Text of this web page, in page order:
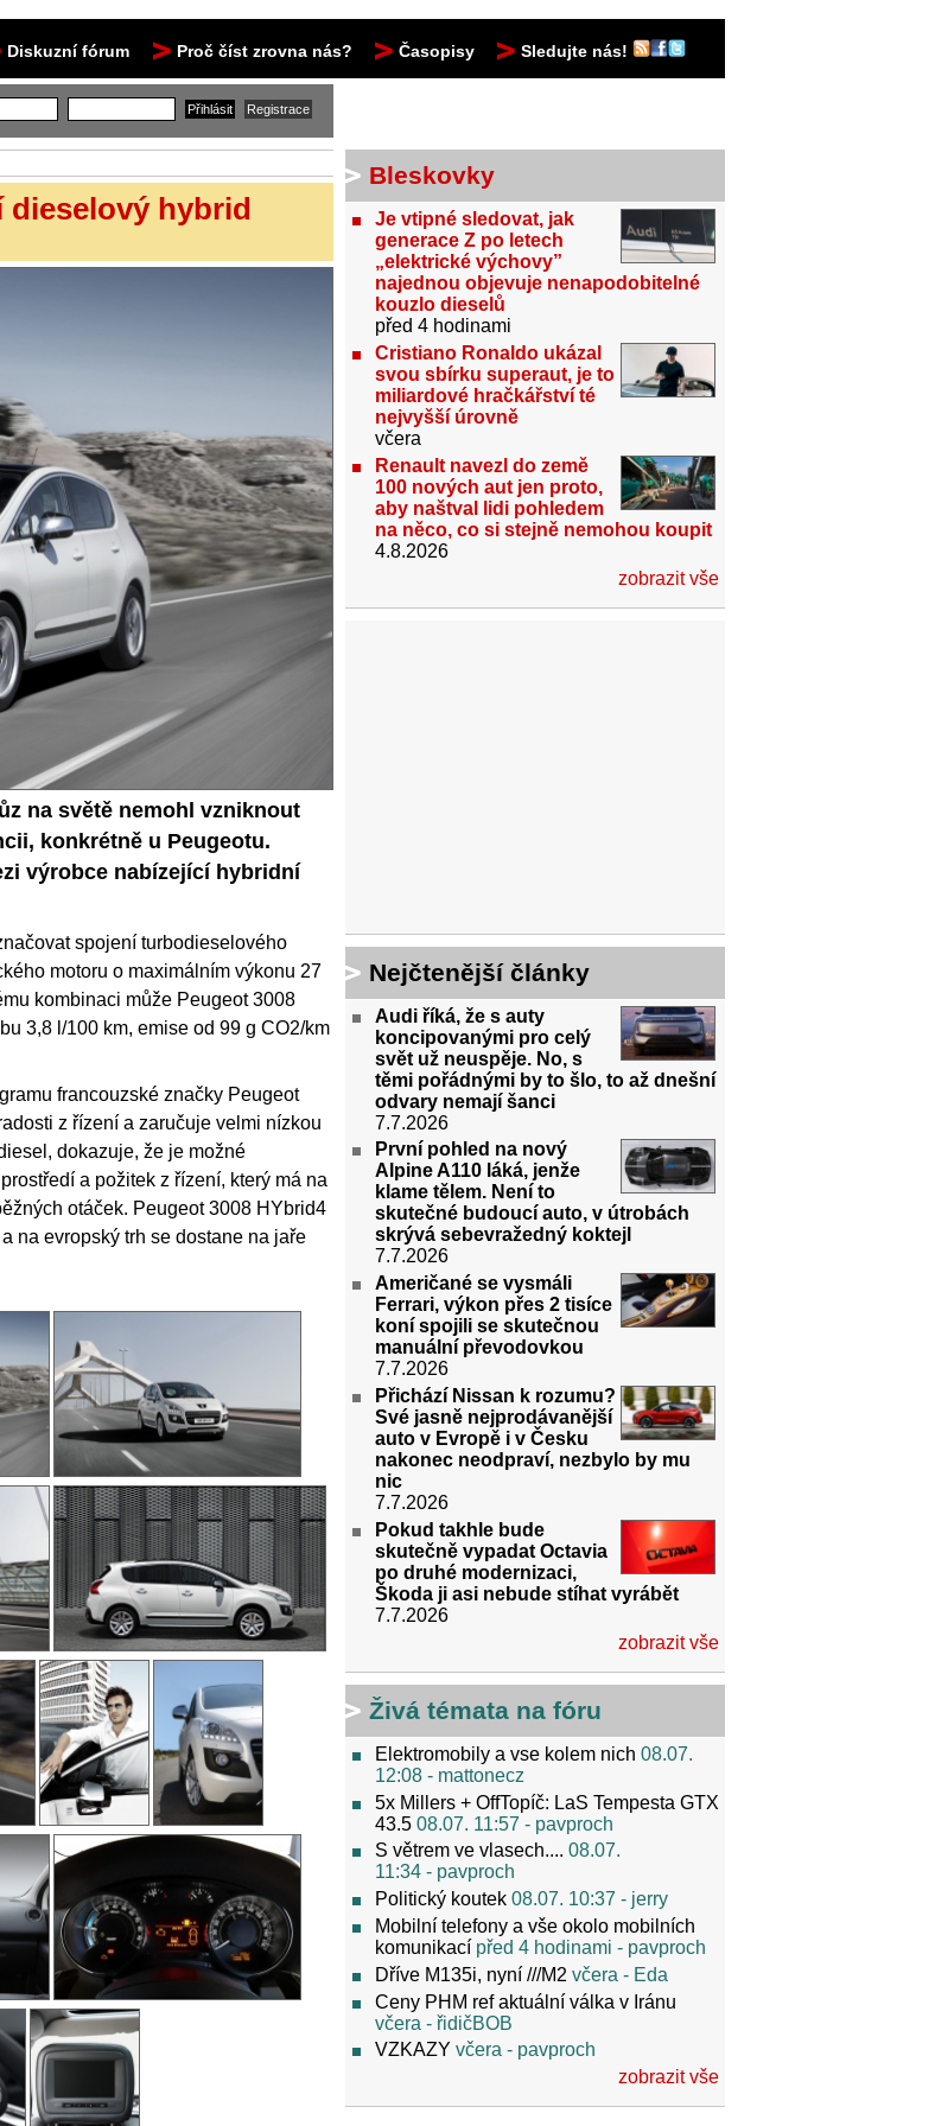
Diskuzní fórum Proč číst zrovna nás? Časopisy Sledujte nás!
dieselový hybrid
na světě nemohl vzniknout
konkrétně u Peugeotu.
výrobce nabízející hybridní
spojení turbodieselového
motoru o maximálním výkonu 27
kombinaci může Peugeot 3008
3,8 l/100 km, emise od 99 g CO2/km
francouzské značky Peugeot
z řízení a zaručuje velmi nízkou
dokazuje, že je možné
a požitek z řízení, který má na
otáček. Peugeot 3008 HYbrid4
na evropský trh se dostane na jaře
Bleskovky
Je vtipné sledovat, jak
generace Z po letech
„elektrické výchovy”
najednou objevuje nenapodobitelné
kouzlo dieselů
před 4 hodinami
Cristiano Ronaldo ukázal
svou sbírku superaut, je to
miliardové hračkářství té
nejvyšší úrovně
včera
Renault navezl do země
100 nových aut jen proto,
aby naštval lidi pohledem
na něco, co si stejně nemohou koupit
4.8.2026
zobrazit vše
Nejčtenější články
Audi říká, že s auty
koncipovanými pro celý
svět už neuspěje. No, s
těmi pořádnými by to šlo, to až dnešní
odvary nemají šanci
7.7.2026
První pohled na nový
Alpine A110 láká, jenže
klame tělem. Není to
skutečné budoucí auto, v útrobách
skrývá sebevražedný koktejl
7.7.2026
Američané se vysmáli
Ferrari, výkon přes 2 tisíce
koní spojili se skutečnou
manuální převodovkou
7.7.2026
Přichází Nissan k rozumu?
Své jasně nejprodávanější
auto v Evropě i v Česku
nakonec neodpraví, nezbylo by mu
nic
7.7.2026
Pokud takhle bude
skutečně vypadat Octavia
po druhé modernizaci,
Škoda ji asi nebude stíhat vyrábět
7.7.2026
zobrazit vše
Živá témata na fóru
Elektromobily a vse kolem nich 08.07.
12:08 - mattonecz
5x Millers + OffTopíč: LaS Tempesta GTX
43.5 08.07. 11:57 - pavproch
S větrem ve vlasech.... 08.07.
11:34 - pavproch
Politický koutek 08.07. 10:37 - jerry
Mobilní telefony a vše okolo mobilních
komunikací před 4 hodinami - pavproch
Dříve M135i, nyní ///M2 včera - Eda
Ceny PHM ref aktuální válka v Iránu
včera - řidičBOB
VZKAZY včera - pavproch
zobrazit vše